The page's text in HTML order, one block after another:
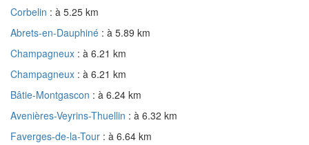
Corbelin : à 5.25 km
Abrets-en-Dauphiné : à 5.89 km
Champagneux : à 6.21 km
Champagneux : à 6.21 km
Bâtie-Montgascon : à 6.24 km
Avenières-Veyrins-Thuellin : à 6.32 km
Faverges-de-la-Tour : à 6.64 km